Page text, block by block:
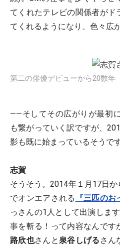
てくれたテレビの関係者がド
てくれるようになり、色々広
第二の俳優デビューから20数年
――そしてその広がりが最初
も繋がっていく訳ですが、
影も既に始まっているそうです
志賀
そうそう。2014年１月17日
でオンエアされる
『三匹のお
っさんの1人として出演しま
事を斬る！って内容なんです
路欣也さんと泉谷しげる さん